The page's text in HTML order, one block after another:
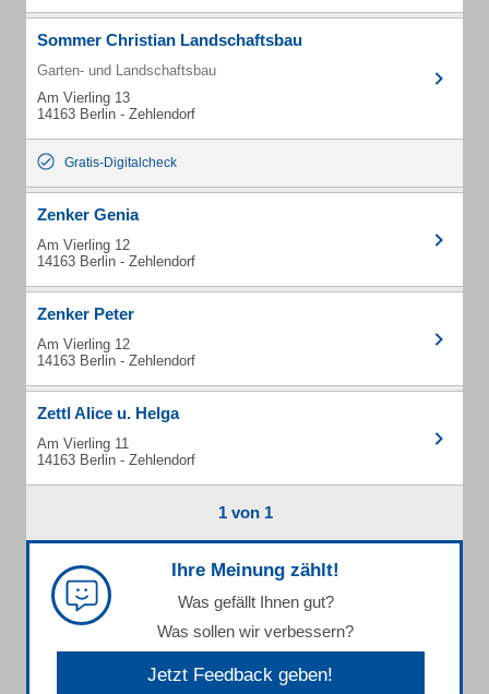
Sommer Christian Landschaftsbau
Garten- und Landschaftsbau
Am Vierling 13
14163 Berlin - Zehlendorf
Gratis-Digitalcheck
Zenker Genia
Am Vierling 12
14163 Berlin - Zehlendorf
Zenker Peter
Am Vierling 12
14163 Berlin - Zehlendorf
Zettl Alice u. Helga
Am Vierling 11
14163 Berlin - Zehlendorf
1 von 1
Ihre Meinung zählt!
Was gefällt Ihnen gut?
Was sollen wir verbessern?
Jetzt Feedback geben!